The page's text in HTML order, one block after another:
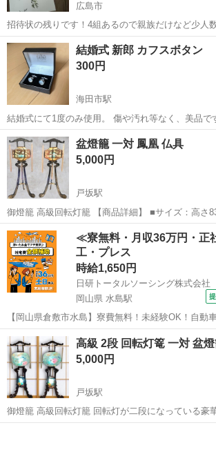
広島市
招待状の残りです！4組あるので親族だけなど少人
方いかがですか🥰？2枚重ねて金の紐でとめる感じ
で好評でした😊 写真上のものが半透明の感じです！
広島 広島市 冠婚葬祭
結婚式 新郎 カフスボタン
300円
海田市駅
結婚式にて1度のみ使用。 傷や汚れ等なく、美品です。 取引場所
田町にてお願いします。
広島 広島市 海田市駅 冠婚葬祭
盆燈籠 一対 鳳凰 仏具
5,000円
戸坂駅
御燈籠 高級回転灯籠 【商品詳細】 ■サイズ：高さ83cm×幅(火袋径)約
29cm ■火袋：合成樹脂 【絵柄】彫刻欄間風 鳳凰 ■
ック製 ■付属品： ・火袋 2個 29㎝ ・手 2個
広島 広島市 戸坂駅 冠婚葬祭 灯籠
≪寮無料・月収36万円・正
工・プレス
時給1,650円
日研トータルソーシング株式会社
岡山県 水島駅
【岡山県倉敷市水島】寮費無料！未経験OK！自動
《お仕事No.NS0089》 お仕事について 車の組立作業です。専用レール
に乗って流れてくる車の骨組みに、車内外の各部品
り・ドア・シートなどの各...
岡山 倉敷市 水島駅 その他
高級 2段 回転灯篭 一対
5,000円
戸坂駅
御燈籠 高級回転灯籠 回転灯が二段になっている豪華なタイプです。
【商品詳細】 ■サイズ：高さ113cm×幅(火袋径)約